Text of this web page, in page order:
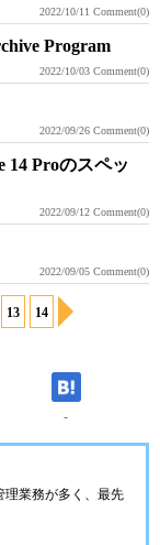
2022/10/11 Comment(0)
Program
2022/10/03 Comment(0)
2022/09/26 Comment(0)
14 Proのスペッ
2022/09/12 Comment(0)
2022/09/05 Comment(0)
13 14
-
理業務が多く、最先